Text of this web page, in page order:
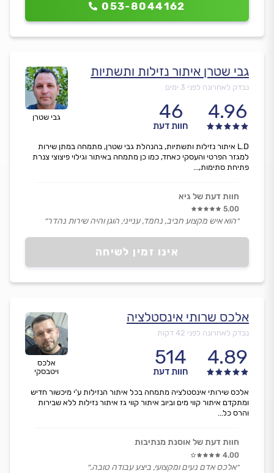
053-8044162
גבי שטרן
גבי שטרן איתור נזילות ותשתיות
נבדק לאחרונה לפני 3 ימים
4.96
46
חוות דעת
אינו זמין לשיחה
L.D איתור נזילות ותשתיות, בהנהלת גבי שטרן, מתמחה במתן שירות
למגזר הפרטי והעסקי כאחד, כמו כן מתמחה באיתור וגילוי פיצוצי צנרת
פתיחת סתימות,...
חוות דעת של גיא
5.00
״הוא איש מקצוע חביב, נחמד, ענייני, הוגן והיה שירות נהדר״
אלכס
ויטבסקי
אלכס שרותי אינסטלציה
נבדק לאחרונה לפני 42 דקות
4.89
514
חוות דעת
אלכס שירותי אינסטלציה מתמחה בכל איתור הנזילות ע'י מיכשור חדיש
ומתקדם איתור קווי מים וביוב איתור קווי גז איתור נזילות ללא שבירות
והרס כל...
חוות דעת של אוסנת מנתיבות
4.00
״אלכס אדם נעים ומקצועי, ביצע עבודה טובה.״